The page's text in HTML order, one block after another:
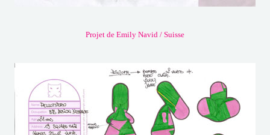
Projet de Emily Navid / Suisse